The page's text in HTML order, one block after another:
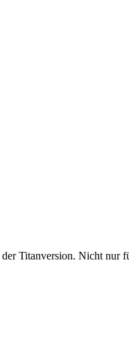
Titanversion. Nicht